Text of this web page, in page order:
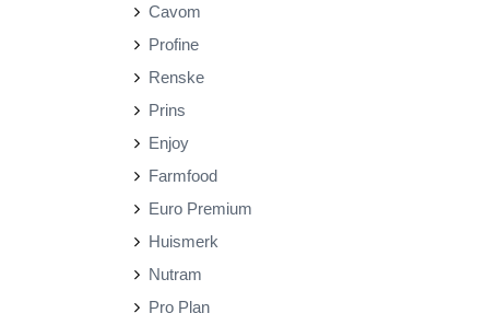
Cavom
Profine
Renske
Prins
Enjoy
Farmfood
Euro Premium
Huismerk
Nutram
Pro Plan